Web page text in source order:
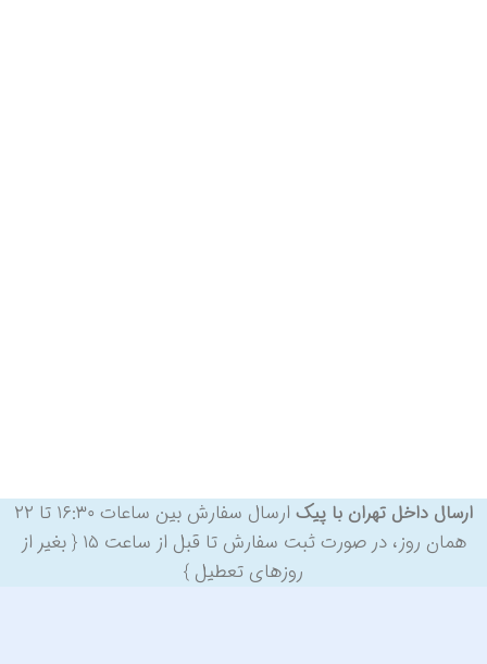
ارسال داخل تهران با پیک
ارسال سفارش بین ساعات ۱۶:۳۰ تا ۲۲
همان روز، در صورت ثبت سفارش تا قبل از ساعت ۱۵ { بغیر از
روزهای تعطیل }